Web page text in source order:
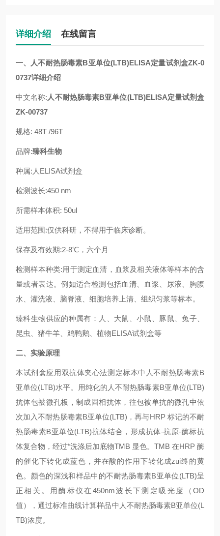
详细介绍 在线留言
一、人不耐热肠毒素B亚单位(LTB)ELISA定量试剂盒ZK-0
0737详细介绍
中文名称: 人不耐热肠毒素B亚单位(LTB)ELISA定量试剂盒
ZK-00737
规格: 48T /96T
品牌:臻科生物
种属:人ELISA试剂盒
检测波长:450 nm
所需样本体积: 50ul
适用范围:仅供科研，不得用于临床诊断。
保存及有效期:2-8℃，六个月
检测样本种类:用于测定血清，血浆及相关液体等样本的含
量或者表达。例如适合检测包括血清、血浆、尿液、胸腹
水、灌洗液、脑脊液、细胞培养上清、组织匀浆等标本。
臻科生物供应的种属有：人、大鼠、小鼠、豚鼠、兔子、
昆虫、猪牛羊、鸡鸭鹅、植物ELISA试剂盒等
二、实验原理
本试剂盒应用双抗体夹心法测定标本中人不耐热肠毒素B
亚单位(LTB)水平。用纯化的人不耐热肠毒素B亚单位(LTB)
抗体包被微孔板，制成固相抗体，往包被单抗的微孔中依
次加入不耐热肠毒素B亚单位(LTB)，再与HRP 标记的不耐
热肠毒素B亚单位(LTB)抗体结合，形成抗体-抗原-酶标抗
体复合物，经过*洗涤后加底物TMB 显色。TMB 在HRP 酶
的催化下转化成蓝色，并在酸的作用下转化成zui终的黄
色。颜色的深浅和样品中的不耐热肠毒素B亚单位(LTB)呈
正相关。用酶标仪在450nm波长下测定吸光度（OD
值），通过标准曲线计算样品中人不耐热肠毒素B亚单位(L
TB)浓度。